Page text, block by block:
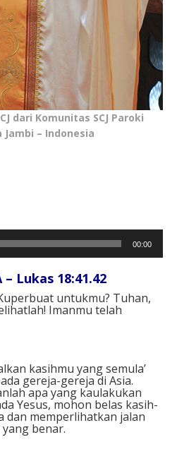
dari Komunitas SCJ Paroki
Jambi – Indonesia
00:00
Lukas 18:41.42
untukmu? Tuhan,
Imanmu telah
kasihmu yang semula’
gereja-gereja di Asia.
apa yang kaulakukan
Yesus, mohon belas kasih-
dan memperlihatkan jalan
benar.